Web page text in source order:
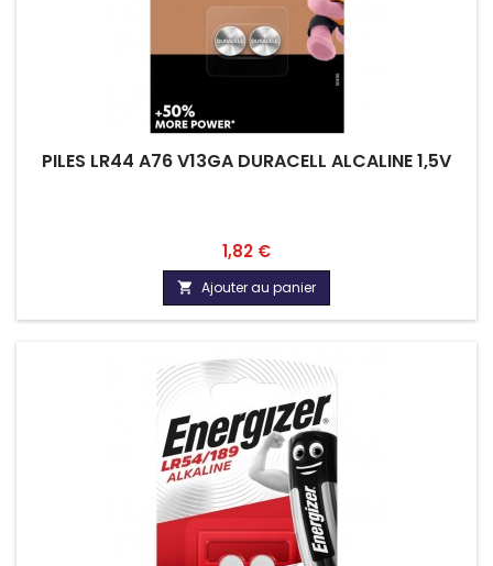
PILES LR44 A76 V13GA DURACELL ALCALINE 1,5V
Prix
1,82 €
 Ajouter au panier